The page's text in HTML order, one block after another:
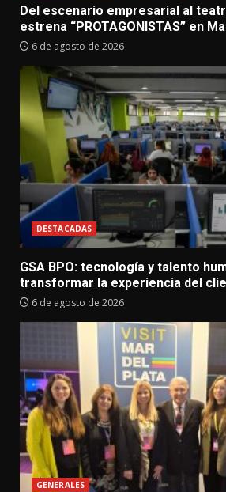
Del escenario empresarial al
estrena “PROTAGONISTAS” en
6 de agosto de 2026
DESTACADAS
GSA BPO: tecnología y talento
transformar la experiencia del
6 de agosto de 2026
GENERALES